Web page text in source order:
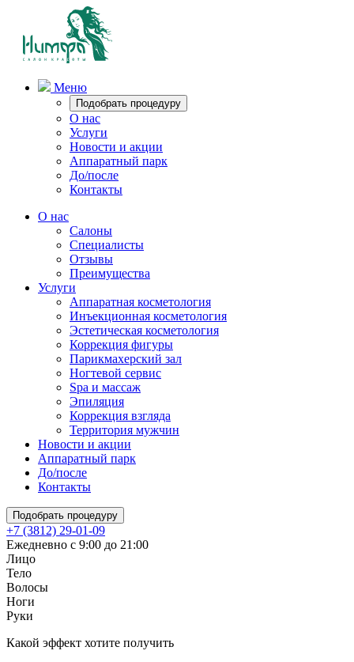
Меню
Подобрать процедуру
О нас
Услуги
Новости и акции
Аппаратный парк
До/после
Контакты
О нас
Салоны
Специалисты
Отзывы
Преимущества
Услуги
Аппаратная косметология
Инъекционная косметология
Эстетическая косметология
Коррекция фигуры
Парикмахерский зал
Ногтевой сервис
Spa и массаж
Эпиляция
Коррекция взгляда
Территория мужчин
Новости и акции
Аппаратный парк
До/после
Контакты
Подобрать процедуру
+7 (3812) 29-01-09
Ежедневно с 9:00 до 21:00
Лицо
Тело
Волосы
Ноги
Руки
Какой эффект хотите получить